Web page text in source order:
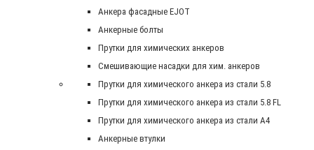
Анкера фасадные EJOT
Анкерные болты
Прутки для химических анкеров
Смешивающие насадки для хим. анкеров
Прутки для химического анкера из стали 5.8
Прутки для химического анкера из стали 5.8 FL
Прутки для химического анкера из стали А4
Анкерные втулки